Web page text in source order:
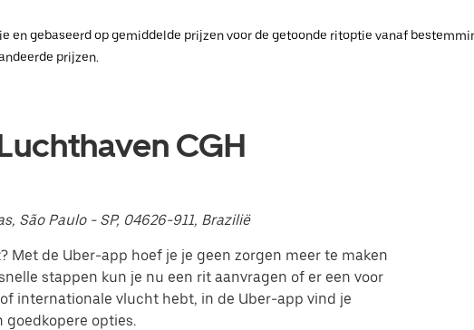
gebaseerd op gemiddelde prijzen voor de getoonde ritoptie vanaf
prijzen.
CGH
São Paulo - SP, 04626-911, Brazilië
Met de Uber-app hoef je je geen zorgen meer te maken
stappen kun je nu een rit aanvragen of er een voor
internationale vlucht hebt, in de Uber-app vind je
opties.